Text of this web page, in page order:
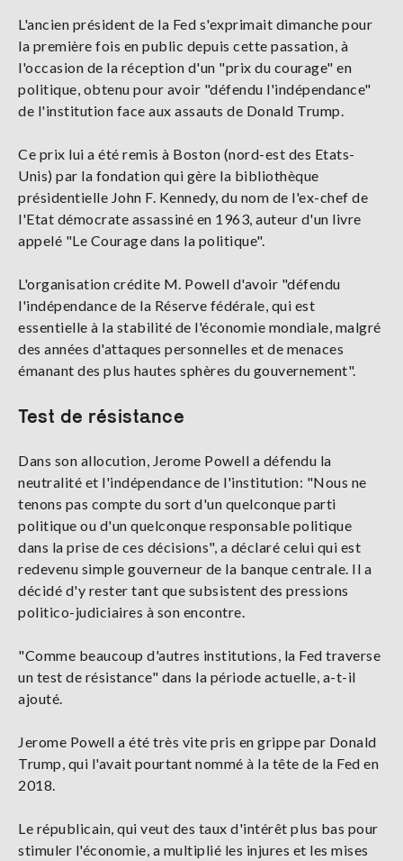
L'ancien président de la Fed s'exprimait dimanche pour
la première fois en public depuis cette passation, à
l'occasion de la réception d'un "prix du courage" en
politique, obtenu pour avoir "défendu l'indépendance"
de l'institution face aux assauts de Donald Trump.
Ce prix lui a été remis à Boston (nord-est des Etats-
Unis) par la fondation qui gère la bibliothèque
présidentielle John F. Kennedy, du nom de l'ex-chef de
l'Etat démocrate assassiné en 1963, auteur d'un livre
appelé "Le Courage dans la politique".
L'organisation crédite M. Powell d'avoir "défendu
l'indépendance de la Réserve fédérale, qui est
essentielle à la stabilité de l'économie mondiale, malgré
des années d'attaques personnelles et de menaces
émanant des plus hautes sphères du gouvernement".
Test de résistance
Dans son allocution, Jerome Powell a défendu la
neutralité et l'indépendance de l'institution: "Nous ne
tenons pas compte du sort d'un quelconque parti
politique ou d'un quelconque responsable politique
dans la prise de ces décisions", a déclaré celui qui est
redevenu simple gouverneur de la banque centrale. Il a
décidé d'y rester tant que subsistent des pressions
politico-judiciaires à son encontre.
"Comme beaucoup d'autres institutions, la Fed traverse
un test de résistance" dans la période actuelle, a-t-il
ajouté.
Jerome Powell a été très vite pris en grippe par Donald
Trump, qui l'avait pourtant nommé à la tête de la Fed en
2018.
Le républicain, qui veut des taux d'intérêt plus bas pour
stimuler l'économie, a multiplié les injures et les mises